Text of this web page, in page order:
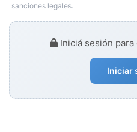
sanciones legales.
Iniciá sesión
Iniciar